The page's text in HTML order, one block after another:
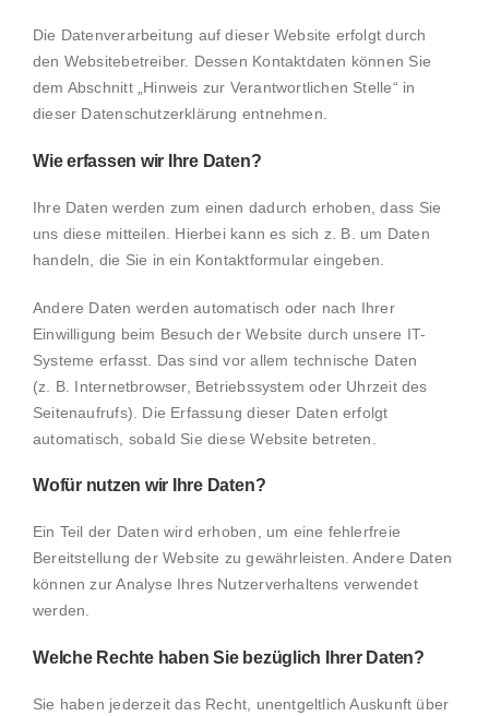
Die Datenverarbeitung auf dieser Website erfolgt durch
den Websitebetreiber. Dessen Kontaktdaten können Sie
dem Abschnitt „Hinweis zur Verantwortlichen Stelle“ in
dieser Datenschutzerklärung entnehmen.
Wie erfassen wir Ihre Daten?
Ihre Daten werden zum einen dadurch erhoben, dass Sie
uns diese mitteilen. Hierbei kann es sich z. B. um Daten
handeln, die Sie in ein Kontaktformular eingeben.
Andere Daten werden automatisch oder nach Ihrer
Einwilligung beim Besuch der Website durch unsere IT-
Systeme erfasst. Das sind vor allem technische Daten
(z. B. Internetbrowser, Betriebssystem oder Uhrzeit des
Seitenaufrufs). Die Erfassung dieser Daten erfolgt
automatisch, sobald Sie diese Website betreten.
Wofür nutzen wir Ihre Daten?
Ein Teil der Daten wird erhoben, um eine fehlerfreie
Bereitstellung der Website zu gewährleisten. Andere Daten
können zur Analyse Ihres Nutzerverhaltens verwendet
werden.
Welche Rechte haben Sie bezüglich Ihrer Daten?
Sie haben jederzeit das Recht, unentgeltlich Auskunft über